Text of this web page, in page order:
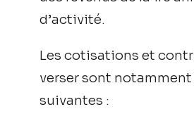
d’activité.
Les cotisations et
verser sont notamment
suivantes :